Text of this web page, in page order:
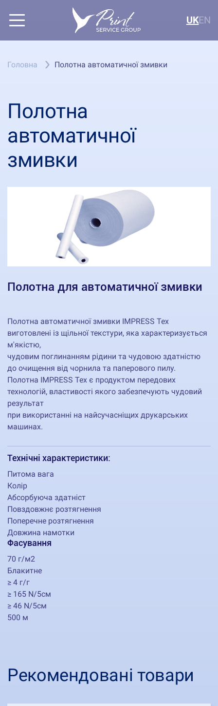
UKEN
Головна Полотна автоматичної змивки
Полотна
автоматичної
змивки
Полотна для автоматичної змивки
Полотна автоматичної змивки IMPRESS Tex
виготовлені із щільної текстури, яка характеризується
м'якістю,
чудовим поглинанням рідини та чудовою здатністю
до очищення від чорнила та паперового пилу.
Полотна IMPRESS Tex є продуктом передових
технологій, властивості якого забезпечують чудовий
результат
при використанні на найсучасніщих друкарських
машинах.
Технічні характеристики:
Питома вага
Колір
Абсорбуюча здатніст
Повздовжнє розтягнення
Поперечне розтягнення
Довжина намотки
Фасування
70 г/м2
Блакитне
≥ 4 г/г
≥ 165 N/5cм
≥ 46 N/5cм
500 м
Рекомендовані товари